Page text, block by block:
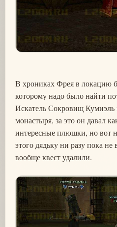
В хрониках Фрея в локацию
которому надо было найти
Искатель Сокровищ Кумиэль
монастыря, за это он давал
интересные плюшки, но вот
этого дядьку ни разу пока
вообще квест удалили.